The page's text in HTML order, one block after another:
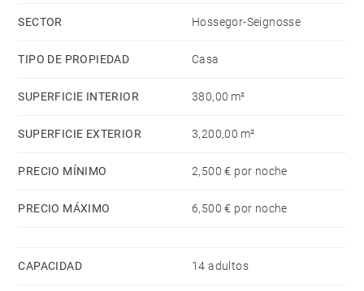
congelador, lavadora, secadora, lavavajillas,
hervidor de agua.
SECTOR Hossegor-Seignosse
TIPO DE PROPIEDAD Casa
SUPERFICIE INTERIOR 380,00 m²
SUPERFICIE EXTERIOR 3,200,00 m²
PRECIO MÍNIMO 2,500 € por noche
PRECIO MÁXIMO 6,500 € por noche
CAPACIDAD 14 adultos